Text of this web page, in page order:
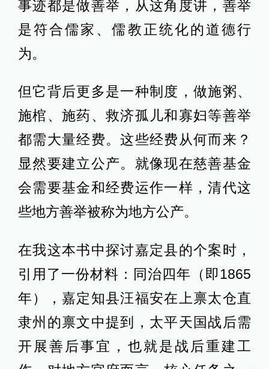
事迹都是做善举，从这角度讲，善举
是符合儒家、儒教正统化的道德行
为。
但它背后更多是一种制度，做施粥、
施棺、施药、救济孤儿和寡妇等善举
都需大量经费。这些经费从何而来？
显然要建立公产。就像现在慈善基金
会需要基金和经费运作一样，清代这
些地方善举被称为地方公产。
在我这本书中探讨嘉定县的个案时，
引用了一份材料：同治四年（即1865
年），嘉定知县汪福安在上禀太仓直
隶州的禀文中提到，太平天国战后需
开展善后事宜，也就是战后重建工